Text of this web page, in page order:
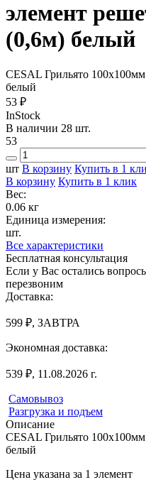
элемент
(0,6м) белый
CESAL Грильято
белый
53 ₽
InStock
В наличии 28 шт.
53
шт В корзину Купить в 1
В корзину Купить в 1 клик
Вес:
0.06 кг
Единица измерения:
шт.
Все характеристики
Бесплатная консультация
Если у Вас остались
перезвоним
Доставка:
599 ₽, ЗАВТРА
Экономная доставка:
539 ₽, 11.08.2026 г.
Самовывоз
Разгрузка и подъем
Описание
CESAL Грильято
белый
Цена указана за 1 элемент